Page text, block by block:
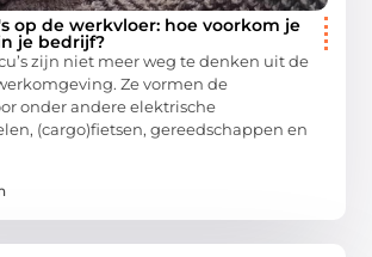
op de werkvloer: hoe voorkom je
je bedrijf?
zijn niet meer weg te denken uit de
Ze vormen de
onder andere elektrische
(cargo)fietsen, gereedschappen en